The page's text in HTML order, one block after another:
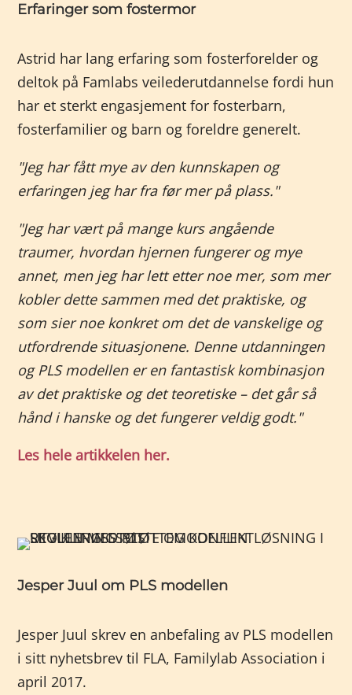
Erfaringer som fostermor
Astrid har lang erfaring som fosterforelder og
deltok på Famlabs veilederutdannelse fordi hun
har et sterkt engasjement for fosterbarn,
fosterfamilier og barn og foreldre generelt.
"Jeg har fått mye av den kunnskapen og
erfaringen jeg har fra før mer på plass."
"Jeg har vært på mange kurs angående
traumer, hvordan hjernen fungerer og mye
annet, men jeg har lett etter noe mer, som mer
kobler dette sammen med det praktiske, og
som sier noe konkret om det de vanskelige og
utfordrende situasjonene. Denne utdanningen
og PLS modellen er en fantastisk kombinasjon
av det praktiske og det teoretiske – det går så
hånd i hanske og det fungerer veldig godt."
Les hele artikkelen her.
Jesper Juul om PLS modellen
Jesper Juul skrev en anbefaling av PLS modellen
i sitt nyhetsbrev til FLA, Familylab Association i
april 2017.